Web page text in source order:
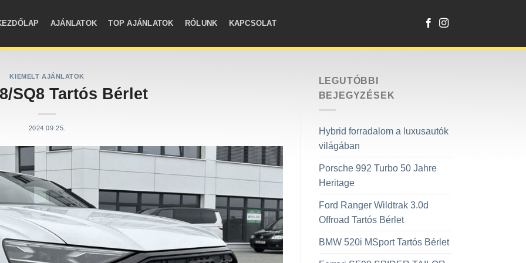
AJÁNLATOK TOP AJÁNLATOK RÓLUNK KAPCSOLAT
KIEMELT AJÁNLATOK
SQ8 Tartós Bérlet
2024.09.25.
LEGUTÓBBI
BEJEGYZÉSEK
Hybrid forradalom a luxusautók
világában
Porsche 992 Turbo 50 Jahre
Heritage
Ford Ranger Wildtrak 3.0d
Offroad Tartós Bérlet
BMW 520i MSport Tartós Bérlet